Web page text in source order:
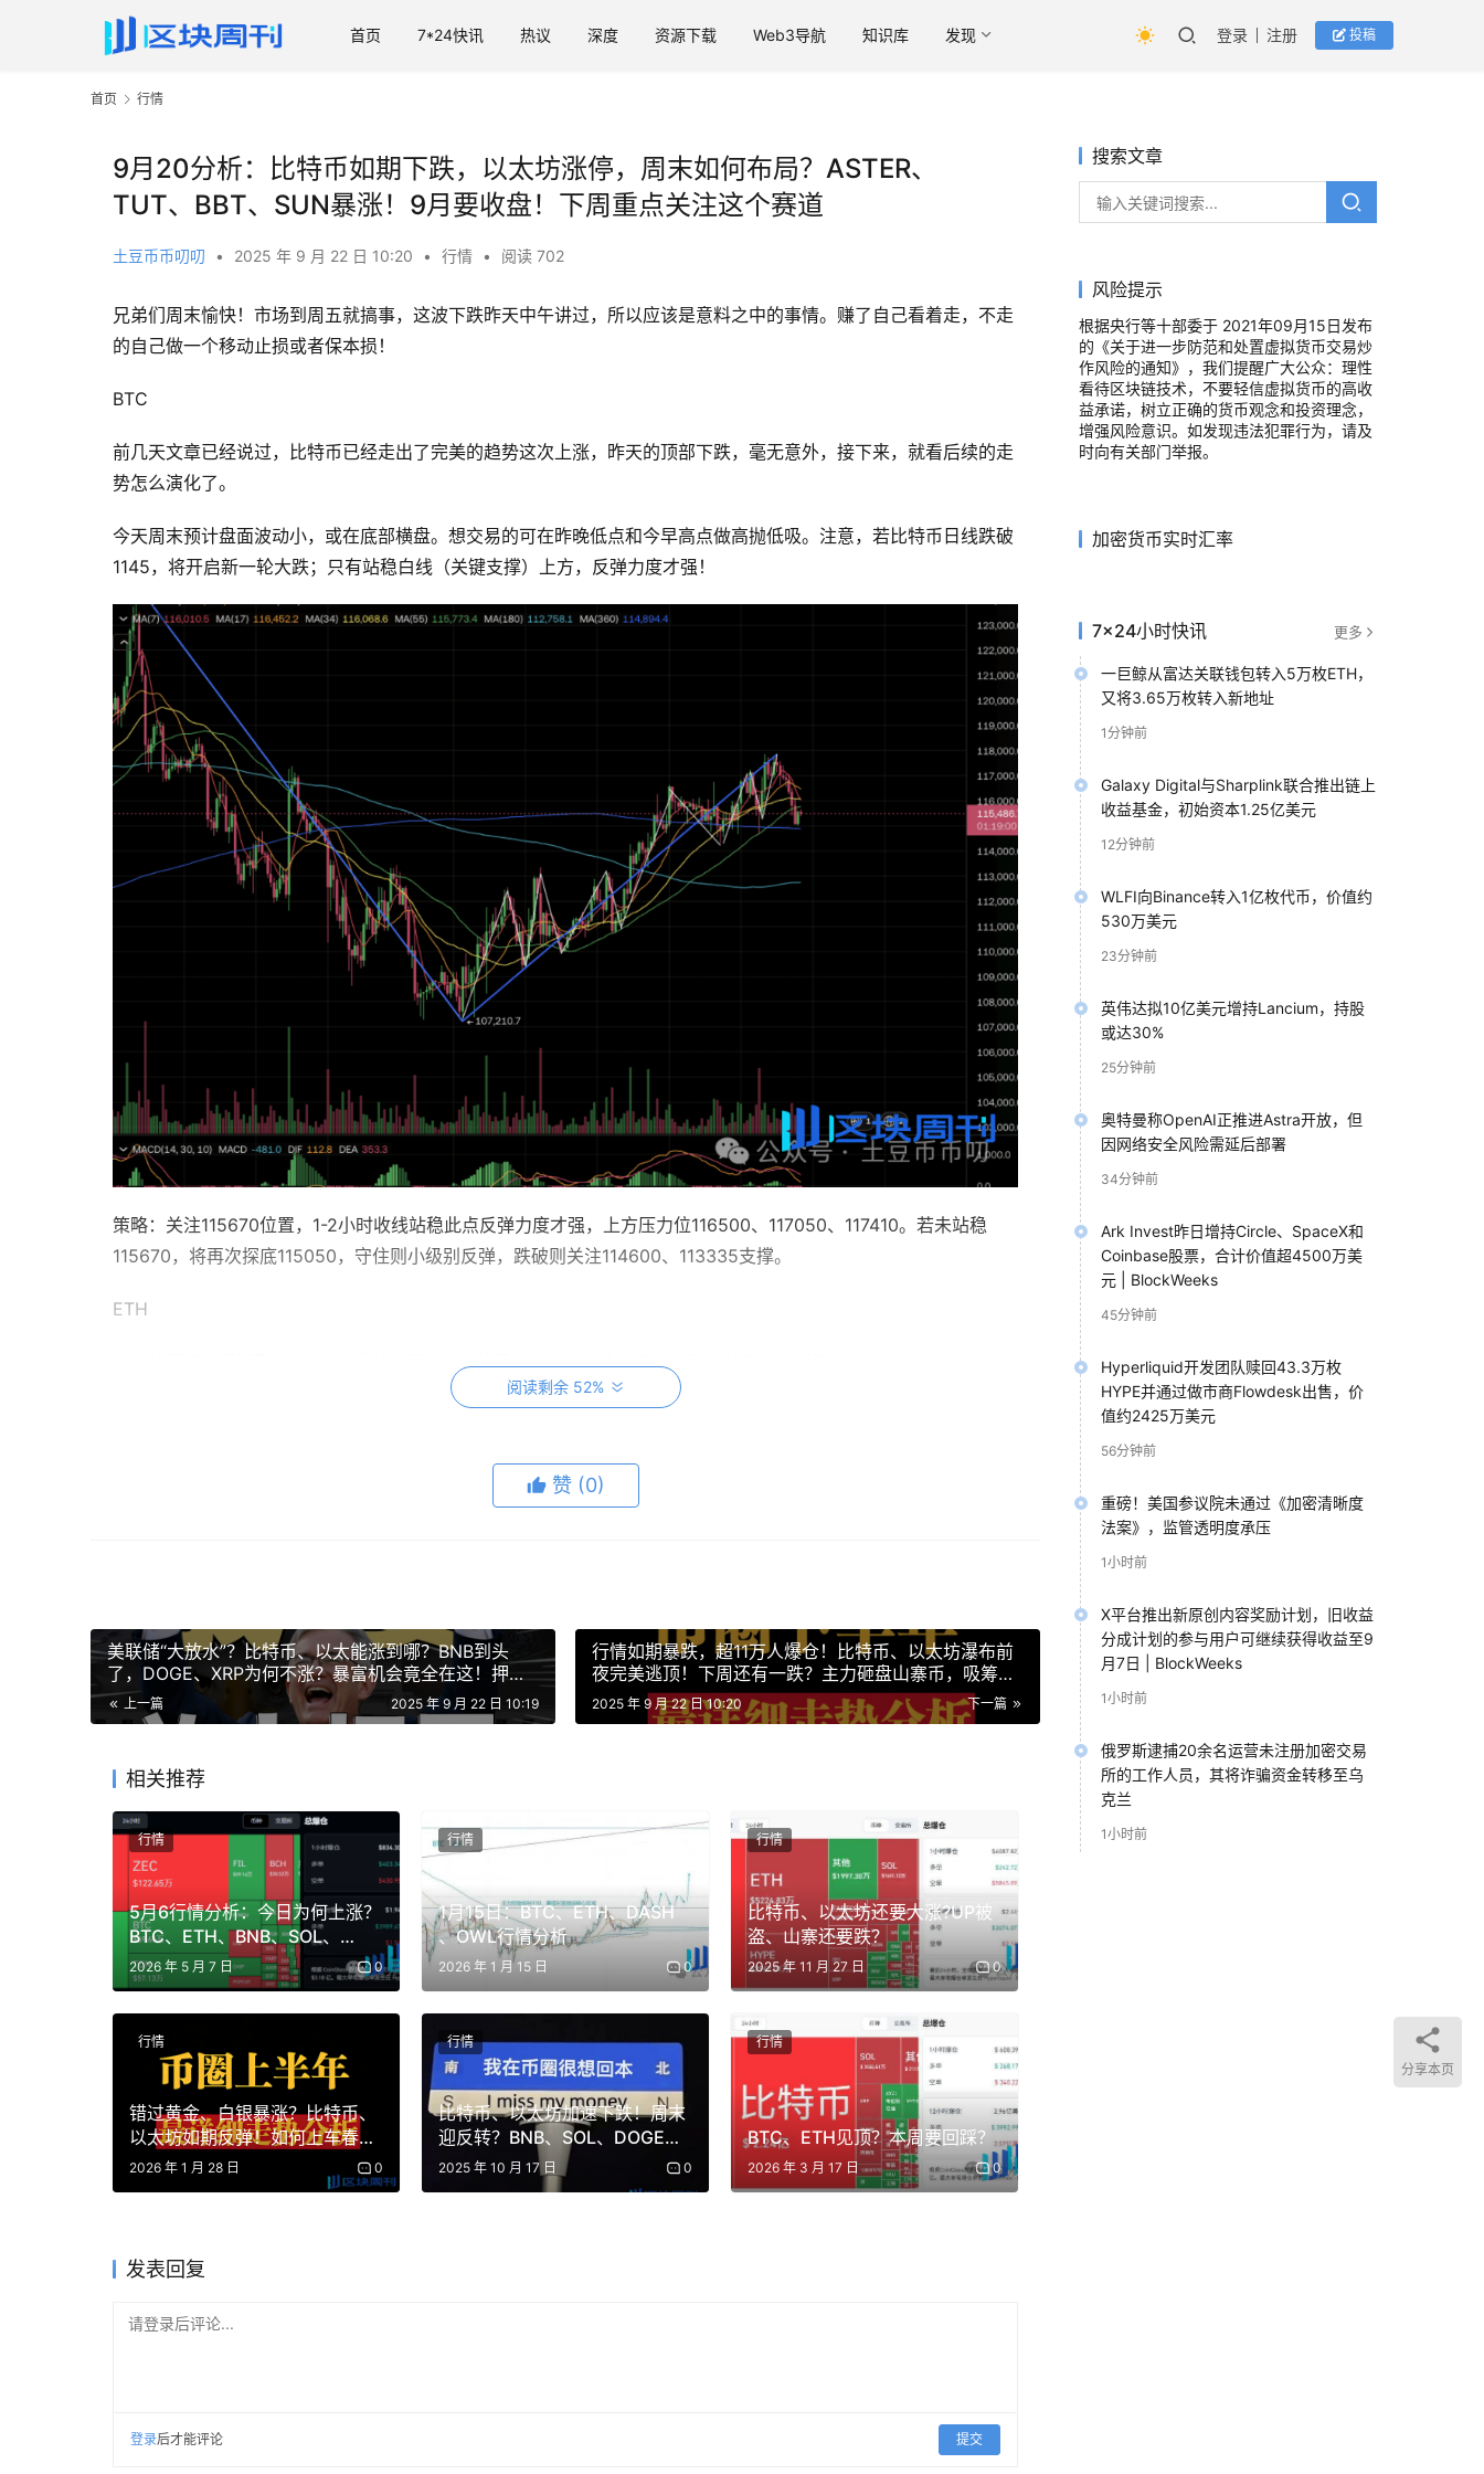
首页 7*24快讯 热议 深度 资源下载 Web3导航 知识库 发现 登录 注册 投稿
首页 行情
9月20分析：比特币如期下跌，以太坊涨停，周末如何布局？ASTER、
TUT、BBT、SUN暴涨！9月要收盘！下周重点关注这个赛道
土豆币币叨叨 • 2025 年 9 月 22 日 10:20 • 行情 • 阅读 702
兄弟们周末愉快！市场到周五就搞事，这波下跌昨天中午讲过，所以应该是意料之中的事情。赚了自己看着走，不走
的自己做一个移动止损或者保本损！
BTC
前几天文章已经说过，比特币已经走出了完美的趋势这次上涨，昨天的顶部下跌，毫无意外，接下来，就看后续的走
势怎么演化了。
今天周末预计盘面波动小，或在底部横盘。想交易的可在昨晚低点和今早高点做高抛低吸。注意，若比特币日线跌破
1145，将开启新一轮大跌；只有站稳白线（关键支撑）上方，反弹力度才强！
策略：关注115670位置，1-2小时收线站稳此点反弹力度才强，上方压力位116500、117050、117410。若未站稳
115670，将再次探底115050，守住则小级别反弹，跌破则关注114600、113335支撑。
ETH
以太坊行情，短期看K线（小时或分钟级），价格像过山车，一会上下一会跌，波动让人抓狂。
但拉长时间看，过去一个月ETH一直在震荡区间内，振幅逐渐收窄，低点却在悄悄抬高。现在支撑稳稳在4400，短
策略：关注4476位置，1-2小时收线站稳此点反弹力度强，上方压力位4516、4556、4604。若未站稳4476，将再
次探底4435，守住则小级别反弹，跌破则关注4405、4370支撑。
山寨
直接崩了…
阅读剩余 52%
赞 (0)
美联储“大放水”？比特币、以太能涨到哪？BNB到头
了，DOGE、XRP为何不涨？暴富机会竟全在这！押注
Jobless等自由？
上一篇 2025 年 9 月 22 日 10:19
行情如期暴跌，超11万人爆仓！比特币、以太坊瀑布前
夜完美逃顶！下周还有一跌？主力砸盘山寨币，吸筹还
是真跑路？
下一篇
2025 年 9 月 22 日 10:20
相关推荐
5月6行情分析：今日为何上涨？
BTC、ETH、BNB、SOL、
STORJ、WIF、ZEC、D、HIVE
山寨币操作建议！
2026 年 5 月 7 日 0
行情
1月15日：BTC、ETH、DASH
、OWL行情分析
2026 年 1 月 15 日 0
行情
比特币、以太坊还要大涨?UP被
盗、山寨还要跌？
2025 年 11 月 27 日 0
行情
错过黄金、白银暴涨？比特币、
以太坊如期反弹！如何上车春节
前大行情？ASTER、UNI、
2026 年 1 月 28 日 0
行情
比特币、以太坊加速下跌！周末
迎反转？BNB、SOL、DOGE最
后主升浪？
2025 年 10 月 17 日 0
行情
BTC、ETH见顶？本周要回踩？
2026 年 3 月 17 日 0
行情
发表回复
请登录后评论...
登录后才能评论 提交
搜索文章
风险提示
根据央行等十部委于 2021年09月15日发布
的《关于进一步防范和处置虚拟货币交易炒
作风险的通知》，我们提醒广大公众：理性
看待区块链技术，不要轻信虚拟货币的高收
益承诺，树立正确的货币观念和投资理念，
增强风险意识。如发现违法犯罪行为，请及
时向有关部门举报。
加密货币实时汇率
7×24小时快讯 更多
一巨鲸从富达关联钱包转入5万枚ETH，
又将3.65万枚转入新地址
1分钟前
Galaxy Digital与Sharplink联合推出链上
收益基金，初始资本1.25亿美元
12分钟前
WLFI向Binance转入1亿枚代币，价值约
530万美元
23分钟前
英伟达拟10亿美元增持Lancium，持股
或达30%
25分钟前
奥特曼称OpenAI正推进Astra开放，但
因网络安全风险需延后部署
34分钟前
Ark Invest昨日增持Circle、SpaceX和
Coinbase股票，合计价值超4500万美
元 | BlockWeeks
45分钟前
Hyperliquid开发团队赎回43.3万枚
HYPE并通过做市商Flowdesk出售，价
值约2425万美元
56分钟前
重磅！美国参议院未通过《加密清晰度
法案》，监管透明度承压
1小时前
X平台推出新原创内容奖励计划，旧收益
分成计划的参与用户可继续获得收益至9
月7日 | BlockWeeks
1小时前
俄罗斯逮捕20余名运营未注册加密交易
所的工作人员，其将诈骗资金转移至乌
克兰
1小时前
分享本页